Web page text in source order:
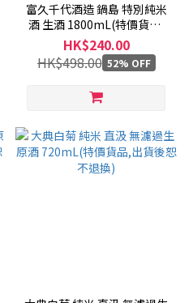
富久千代酒造 鍋島 特別純米
酒 生酒 1800mL(特價貨品,
出貨後恕不退換)
HK$240.00
HK$498.00 52% OFF